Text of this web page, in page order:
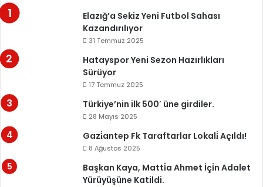
Elazığ’a Sekiz Yeni Futbol Sahası
Kazandırılıyor
31 Temmuz 2025
Hatayspor Yeni Sezon Hazırlıkları
Sürüyor
17 Temmuz 2025
Türkiye’nin ilk 500′ üne girdiler.
28 Mayıs 2025
Gazi̇antep Fk Taraftarlar Lokali̇ Açıldı!
8 Ağustos 2025
Başkan Kaya, Matti̇a Ahmet İçi̇n Adalet
Yürüyüşüne Katildi.